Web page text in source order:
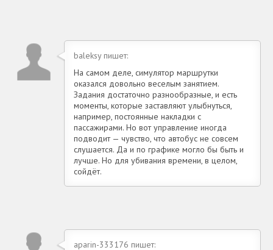
baleksy пишет:
На самом деле, симулятор маршрутки
оказался довольно веселым занятием.
Задания достаточно разнообразные, и есть
моменты, которые заставляют улыбнуться,
например, постоянные накладки с
пассажирами. Но вот управление иногда
подводит — чувство, что автобус не совсем
слушается. Да и по графике могло бы быть и
лучше. Но для убивания времени, в целом,
сойдёт.
aparin-333176 пишет: